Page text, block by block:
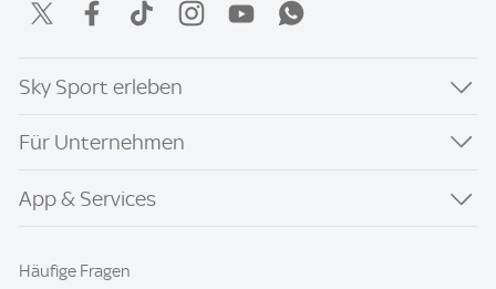
Sky Sport erleben
Für Unternehmen
App & Services
Häufige Fragen